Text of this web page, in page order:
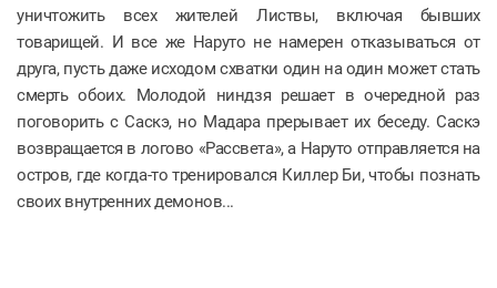
уничтожить всех жителей Листвы, включая бывших
товарищей. И все же Наруто не намерен отказываться от
друга, пусть даже исходом схватки один на один может стать
смерть обоих. Молодой ниндзя решает в очередной раз
поговорить с Саскэ, но Мадара прерывает их беседу. Саскэ
возвращается в логово «Рассвета», а Наруто отправляется на
остров, где когда-то тренировался Киллер Би, чтобы познать
своих внутренних демонов...